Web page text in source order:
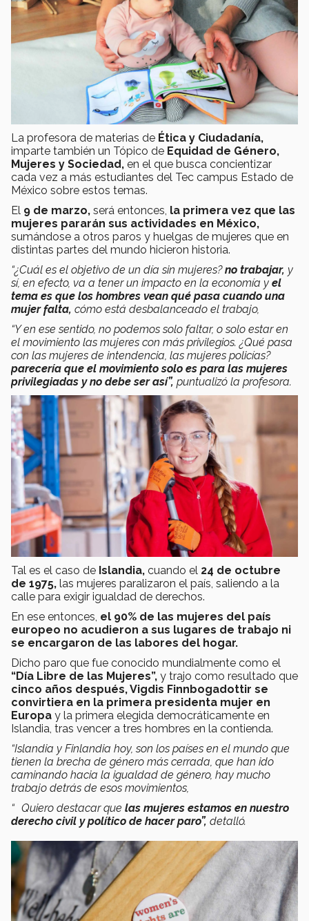
La profesora de materias de Ética y Ciudadanía,
imparte también un Tópico de Equidad de Género,
Mujeres y Sociedad, en el que busca concientizar
cada vez a más estudiantes del Tec campus Estado de
México sobre estos temas.
El 9 de marzo, será entonces, la primera vez que las
mujeres pararán sus actividades en México,
sumándose a otros paros y huelgas de mujeres que en
distintas partes del mundo hicieron historia.
“¿Cuál es el objetivo de un día sin mujeres?no trabajar, y
sí, en efecto, va a tener un impacto en la economía y el
tema es que los hombres vean qué pasa cuando una
mujer falta, cómo está desbalanceado el trabajo,
“Y en ese sentido, no podemos solo faltar, o solo estar en
el movimiento las mujeres con más privilegios. ¿Qué pasa
con las mujeres de intendencia, las mujeres policías?
parecería que el movimiento solo es para las mujeres
privilegiadas y no debe ser así”, puntualizó la profesora.
Tal es el caso de Islandia, cuando el 24 de octubre
de 1975, las mujeres paralizaron el país, saliendo a la
calle para exigir igualdad de derechos.
En ese entonces, el 90% de las mujeres del país
europeo no acudieron a sus lugares de trabajo ni
se encargaron de las labores del hogar.
Dicho paro que fue conocido mundialmente como el
“Día Libre de las Mujeres”, y trajo como resultado que
cinco años después, Vigdis Finnbogadottir se
convirtiera en la primera presidenta mujer en
Europa y la primera elegida democráticamente en
Islandia, tras vencer a tres hombres en la contienda.
“Islandia y Finlandia hoy, son los países en el mundo que
tienen la brecha de género más cerrada, que han ido
caminando hacia la igualdad de género, hay mucho
trabajo detrás de esos movimientos,
“ Quiero destacar que las mujeres estamos en nuestro
derecho civil y político de hacer paro”, detalló.